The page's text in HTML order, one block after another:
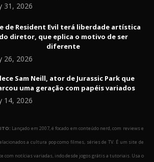
31, 2026
de Resident Evil terá liberdade artística
do diretor, que eplica o motivo de ser
diferente
26, 2026
Sam Neill, ator de Jurassic Park que
uma geração com papéis variados
14, 2026
Lançado em 2007, é focado em conteúdo nerd, com reviews e
a cultura pop como filmes, séries de TV. É um site de
com notícias variadas, indo desde jogos grátis a tutoriais. Usa o